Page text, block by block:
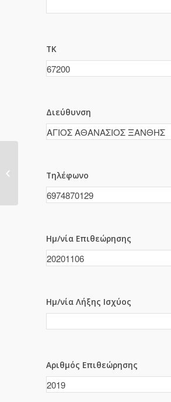
ΤΚ
Διεύθυνση
Τηλέφωνο
Ημ/νία Επιθεώρησης
Ημ/νία Λήξης Ισχύος
Αριθμός Επιθεώρησης